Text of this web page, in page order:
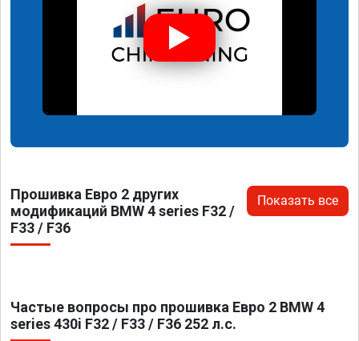
Прошивка Евро 2 других
модификаций BMW 4 series F32 /
F33 / F36
Показать все
Частые вопросы про прошивка Евро 2 BMW 4
series 430i F32 / F33 / F36 252 л.с.